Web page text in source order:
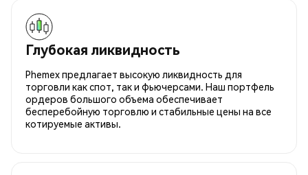
Глубокая ликвидность
Phemex предлагает высокую ликвидность для
торговли как спот, так и фьючерсами. Наш портфель
ордеров большого объема обеспечивает
бесперебойную торговлю и стабильные цены на все
котируемые активы.